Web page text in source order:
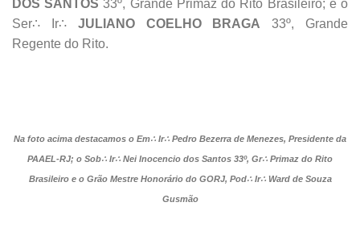
DOS SANTOS 33º, Grande Primaz do Rito Brasileiro; e o
Ser∴ Ir∴ JULIANO COELHO BRAGA 33º, Grande
Regente do Rito.
Na foto acima destacamos o Em∴ Ir∴ Pedro Bezerra de Menezes, Presidente da
PAAEL-RJ; o Sob∴ Ir∴ Nei Inocencio dos Santos 33º, Gr∴ Primaz do Rito
Brasileiro e o Grão Mestre Honorário do GORJ, Pod∴ Ir∴ Ward de Souza
Gusmão